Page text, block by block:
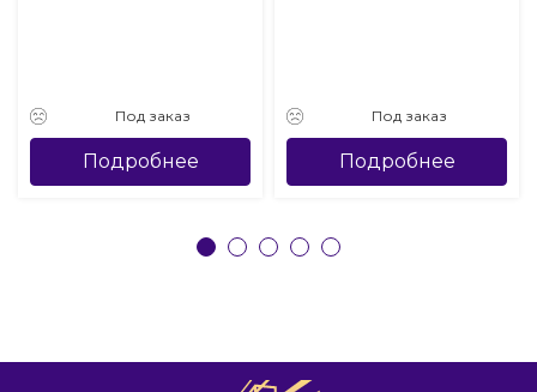
Под заказ
Подробнее
Под заказ
Подробнее